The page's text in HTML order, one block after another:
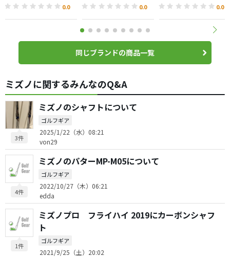
0.0 0.0 0.0
同じブランドの商品一覧
ミズノに関するみんなのQ&A
3件
ミズノのシャフトについて
ゴルフギア
2025/1/22（水）08:21
von29
4件
ミズノのパターMP-M05について
ゴルフギア
2022/10/27（木）06:21
edda
1件
ミズノプロ フライハイ 2019にカーボンシャフ
ト
ゴルフギア
2021/9/25（土）20:02